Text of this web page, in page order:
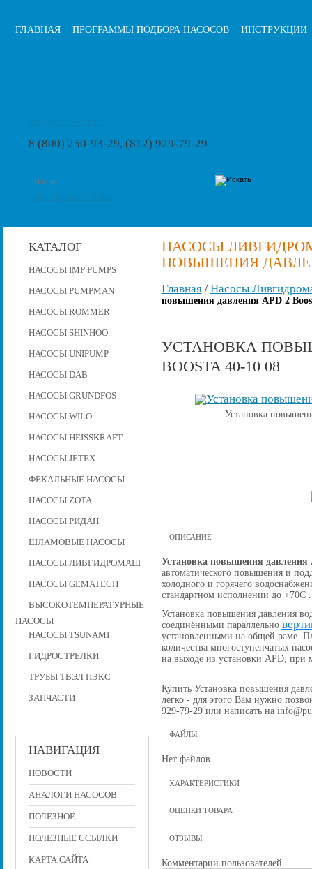
ГЛАВНАЯ ПРОГРАММЫ ПОДБОРА НАСОСОВ ИНСТРУКЦИИ
8 (800) 250-93-29, (812) 929-79-29
КАТАЛОГ
НАСОСЫ IMP PUMPS
НАСОСЫ PUMPMAN
НАСОСЫ ROMMER
НАСОСЫ SHINHOO
НАСОСЫ UNIPUMP
НАСОСЫ DAB
НАСОСЫ GRUNDFOS
НАСОСЫ WILO
НАСОСЫ HEISSKRAFT
НАСОСЫ JETEX
ФЕКАЛЬНЫЕ НАСОСЫ
НАСОСЫ ZOTA
НАСОСЫ РИДАН
ШЛАМОВЫЕ НАСОСЫ
НАСОСЫ ЛИВГИДРОМАШ
НАСОСЫ GEMATECH
ВЫСОКОТЕМПЕРАТУРНЫЕ
НАСОСЫ
НАСОСЫ TSUNAMI
ГИДРОСТРЕЛКИ
ТРУБЫ ТВЭЛ ПЭКС
ЗАПЧАСТИ
НАВИГАЦИЯ
НОВОСТИ
АНАЛОГИ НАСОСОВ
ПОЛЕЗНОЕ
ПОЛЕЗНЫЕ ССЫЛКИ
КАРТА САЙТА
НАСОСЫ
ПОВЫШЕНИЯ
Главная/ Насосы
повышения давления APD 2
УСТАНОВКА
BOOSTA 40-10 08
Установка
ОПИСАНИЕ
Установка повышения давления
автоматического повышения и
холодного и горячего
стандартном исполнении до +70С .
Установка повышения давления
соединёнными параллельно
установленными на общей раме.
количества многоступенчатых
на выходе из установки APD,
Купить Установка повышения
легко - для этого Вам нужно
929-79-29 или написать на
ФАЙЛЫ
Нет файлов
ХАРАКТЕРИСТИКИ
ОЦЕНКИ ТОВАРА
ОТЗЫВЫ
Комментарии пользователей